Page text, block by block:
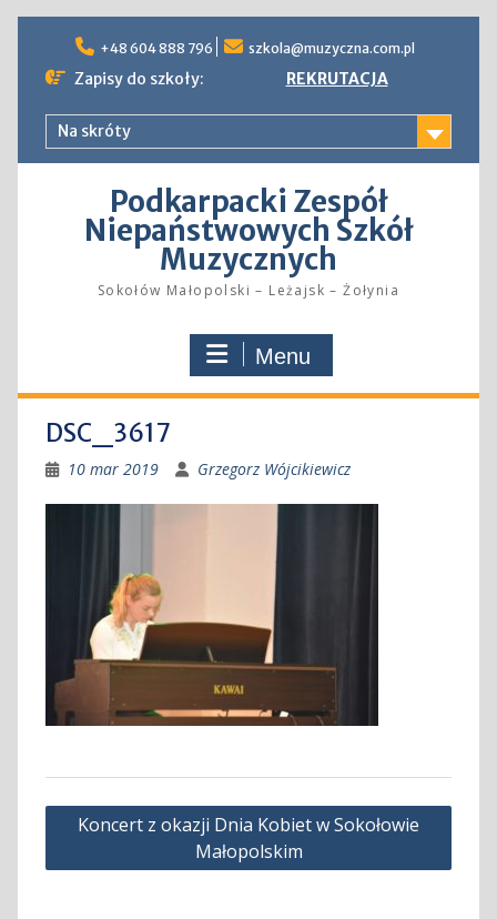
content
+48 604 888 796 szkola@muzyczna.com.pl
Zapisy do szkoły: REKRUTACJA
Na skróty
Podkarpacki Zespół
Niepaństwowych Szkół
Muzycznych
Sokołów Małopolski – Leżajsk – Żołynia
Menu
DSC_3617
10 mar 2019 Grzegorz Wójcikiewicz
Nawigacja
Koncert z okazji Dnia Kobiet w Sokołowie
Małopolskim